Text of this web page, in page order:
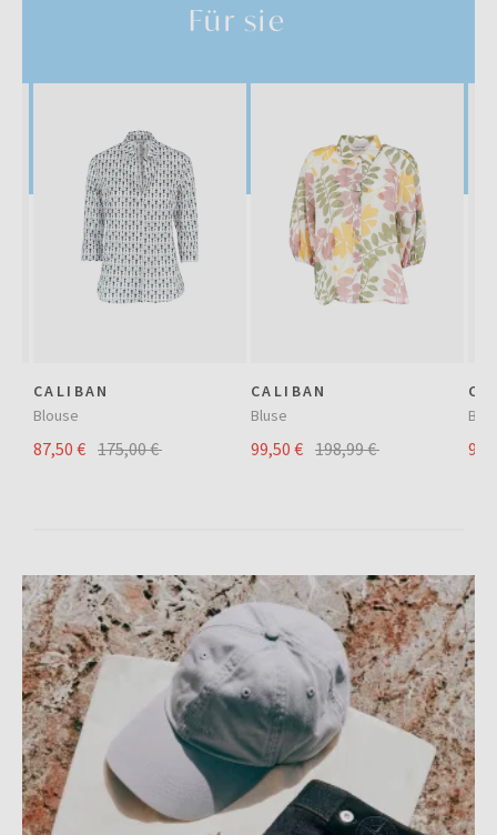
Für sie
CALIBAN
Blouse
87,50 € 175,00 €
CALIBAN
Bluse
99,50 € 198,99 €